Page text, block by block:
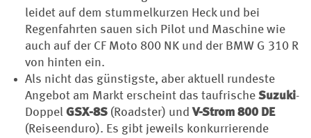
leidet auf dem stummelkurzen Heck und bei
Regenfahrten sauen sich Pilot und Maschine wie
auch auf der CF Moto 800 NK und der BMW G 310 R
von hinten ein.
Als nicht das günstigste, aber aktuell rundeste
Angebot am Markt erscheint das taufrische Suzuki-
Doppel GSX-8S (Roadster) und V-Strom 800 DE
(Reiseenduro). Es gibt jeweils konkurrierende